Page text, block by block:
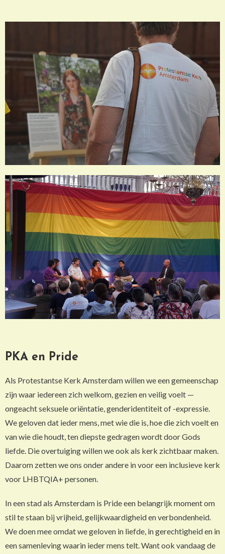
PKA en Pride
Als Protestantse Kerk Amsterdam willen we een gemeenschap
zijn waar iedereen zich welkom, gezien en veilig voelt —
ongeacht seksuele oriëntatie, genderidentiteit of -expressie.
We geloven dat ieder mens, met wie die is, hoe die zich voelt en
van wie die houdt, ten diepste gedragen wordt door Gods
liefde. Die overtuiging willen we ook als kerk zichtbaar maken.
Daarom zetten we ons onder andere in voor een inclusieve kerk
voor LHBTQIA+ personen.
In een stad als Amsterdam is Pride een belangrijk moment om
stil te staan bij vrijheid, gelijkwaardigheid en verbondenheid.
We doen mee omdat we geloven in liefde, in gerechtigheid en in
een samenleving waarin ieder mens telt. Want ook vandaag de